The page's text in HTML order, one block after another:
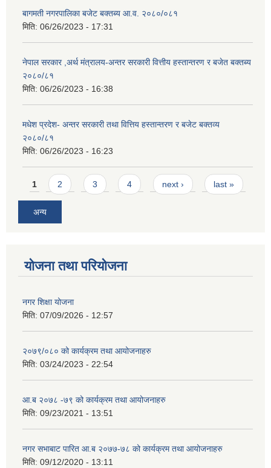
बागमती नगरपालिका बजेट बक्तब्य आ.व. २०८०/०८१
मिति: 06/26/2023 - 17:31
नेपाल सरकार ,अर्थ मंत्रालय-अन्तर सरकारी वित्तीय हस्तान्तरण र बजेत बक्तब्य
२०८०/८१
मिति: 06/26/2023 - 16:38
मधेश प्रदेश- अन्तर सरकारी तथा वित्तिय हस्तान्तरण र बजेट बक्तव्य
२०८०/८१
मिति: 06/26/2023 - 16:23
Pages
1 2 3 4 next › last »
अन्य
योजना तथा परियोजना
नगर शिक्षा योजना
मिति: 07/09/2026 - 12:57
२०७९/०८० को कार्यक्रम तथा आयोजनाहरु
मिति: 03/24/2023 - 22:54
आ.ब २०७८ -७९ को कार्यक्रम तथा आयोजनाहरु
मिति: 09/23/2021 - 13:51
नगर सभाबाट पारित आ.ब २०७७-७८ को कार्यक्रम तथा आयोजनाहरु
मिति: 09/12/2020 - 13:11